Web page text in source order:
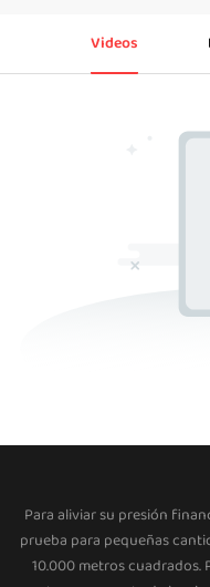
Videos
Para aliviar su presión
prueba para pequeñas
10.000 metros cuadrados.